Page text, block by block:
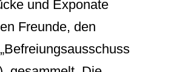
und Exponate
Freunde, den